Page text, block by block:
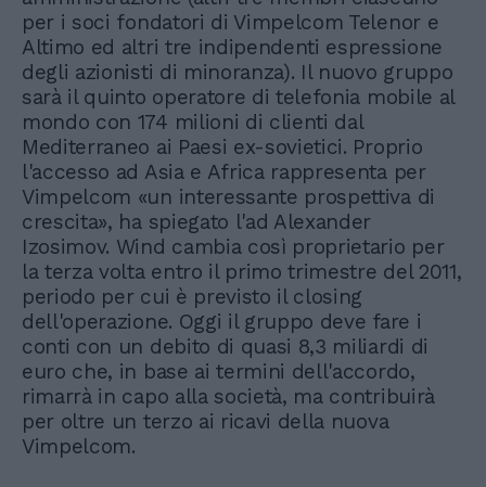
per i soci fondatori di Vimpelcom Telenor e
Altimo ed altri tre indipendenti espressione
degli azionisti di minoranza). Il nuovo gruppo
sarà il quinto operatore di telefonia mobile al
mondo con 174 milioni di clienti dal
Mediterraneo ai Paesi ex-sovietici. Proprio
l'accesso ad Asia e Africa rappresenta per
Vimpelcom «un interessante prospettiva di
crescita», ha spiegato l'ad Alexander
Izosimov. Wind cambia così proprietario per
la terza volta entro il primo trimestre del 2011,
periodo per cui è previsto il closing
dell'operazione. Oggi il gruppo deve fare i
conti con un debito di quasi 8,3 miliardi di
euro che, in base ai termini dell'accordo,
rimarrà in capo alla società, ma contribuirà
per oltre un terzo ai ricavi della nuova
Vimpelcom.